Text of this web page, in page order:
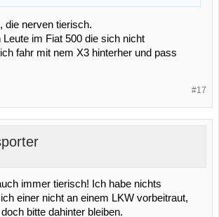
die nerven tierisch.
Leute im Fiat 500 die sich nicht
fahr mit nem X3 hinterher und pass
#17
immer tierisch! Ich habe nichts
einer nicht an einem LKW vorbeitraut,
bitte dahinter bleiben.